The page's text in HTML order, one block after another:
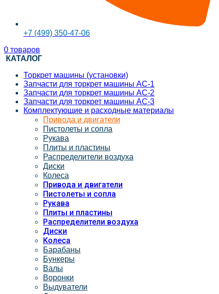
+7 (499) 350-47-06
0 товаров
КАТАЛОГ
Торкрет машины (установки)
Запчасти для торкрет машины АС-1
Запчасти для торкрет машины АС-2
Запчасти для торкрет машины АС-3
Комплектующие и расходные материалы
Привода и двигатели
Пистолеты и сопла
Рукава
Плиты и пластины
Распределители воздуха
Диски
Колеса
Привода и двигатели
Пистолеты и сопла
Рукава
Плиты и пластины
Распределители воздуха
Диски
Колеса
Барабаны
Бункеры
Валы
Воронки
Выдуватели